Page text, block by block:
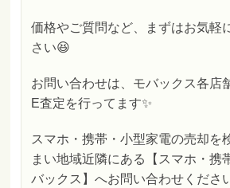
価格やご質問など、まずはお気軽
さい😆
お問い合わせは、モバックス各店
E査定を行ってます✨
スマホ・携帯・小型家電の売却を
まい地域近隣にある【スマホ・携
バックス】へお問い合わせくださ